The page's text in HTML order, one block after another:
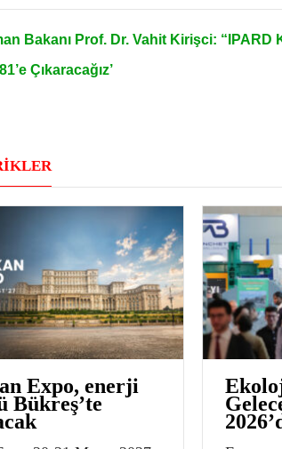
Bakanı Prof. Dr. Vahit Kirişci: “IPARD
Çıkaracağız’
Expo, enerji
Bükreş’te